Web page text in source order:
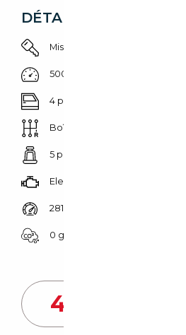
DÉTAILS DU VÉHICULE
Mise en circulation 01/08/2025
500 km
4 portes
Boîte automatique
5 places
Electrique
281 CH (207 kW)
0 g/km
45 690